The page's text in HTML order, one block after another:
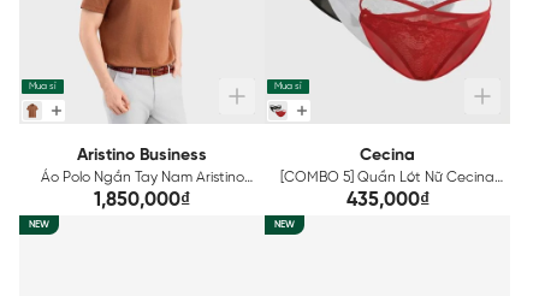
Mua sỉ
Aristino Business
Áo Polo Ngắn Tay Nam Aristino
Business Relax 1PS601EDP01
1,850,000₫
Mua sỉ
Cecina
[COMBO 5] Quần Lót Nữ Cecina
Mix Màu CBI600EDP05
435,000₫
NEW NEW